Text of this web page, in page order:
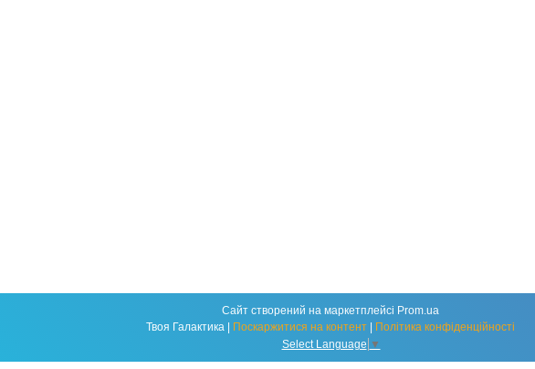
Сайт створений на маркетплейсі Prom.ua
Поскаржитися на контент
Політика конфіденційності
Select Language ▼